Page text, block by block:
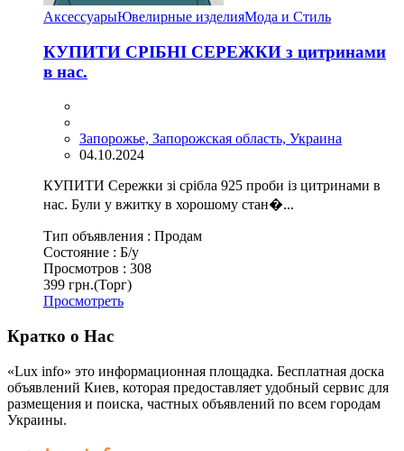
АксессуарыЮвелирные изделияМода и Стиль
КУПИТИ СРІБНІ СЕРЕЖКИ з цитринами
в нас.
Запорожье, Запорожская область, Украина
04.10.2024
КУПИТИ Сережки зі срібла 925 проби із цитринами в
нас. Були у вжитку в хорошому стан�...
Тип объявления : Продам
Состояние : Б/у
Просмотров : 308
399 грн.(Торг)
Просмотреть
Кратко о Нас
«Lux info» это информационная площадка. Бесплатная доска
объявлений Киев, которая предоставляет удобный сервис для
размещения и поиска, частных объявлений по всем городам
Украины.